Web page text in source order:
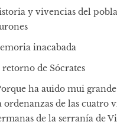
y vivencias del
inacabada
retorno de Sócrates
ha auido mui
ordenanzas de las cuatro
de la serranía de